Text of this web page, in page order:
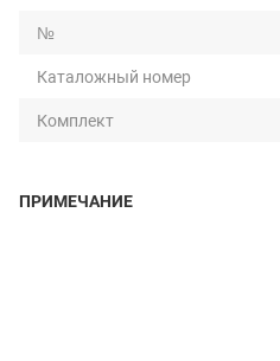
№
Каталожный номер
Комплект
ПРИМЕЧАНИЕ